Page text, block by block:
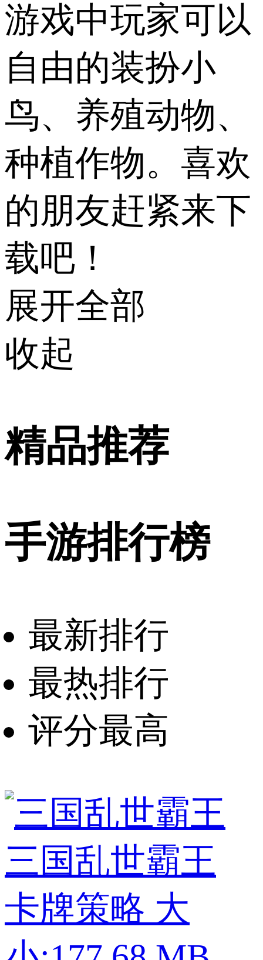
游戏中玩家可以
自由的装扮小
鸟、养殖动物、
种植作物。喜欢
的朋友赶紧来下
载吧！
展开全部
收起
精品推荐
手游排行榜
最新排行
最热排行
评分最高
三国乱世霸王
卡牌策略 大